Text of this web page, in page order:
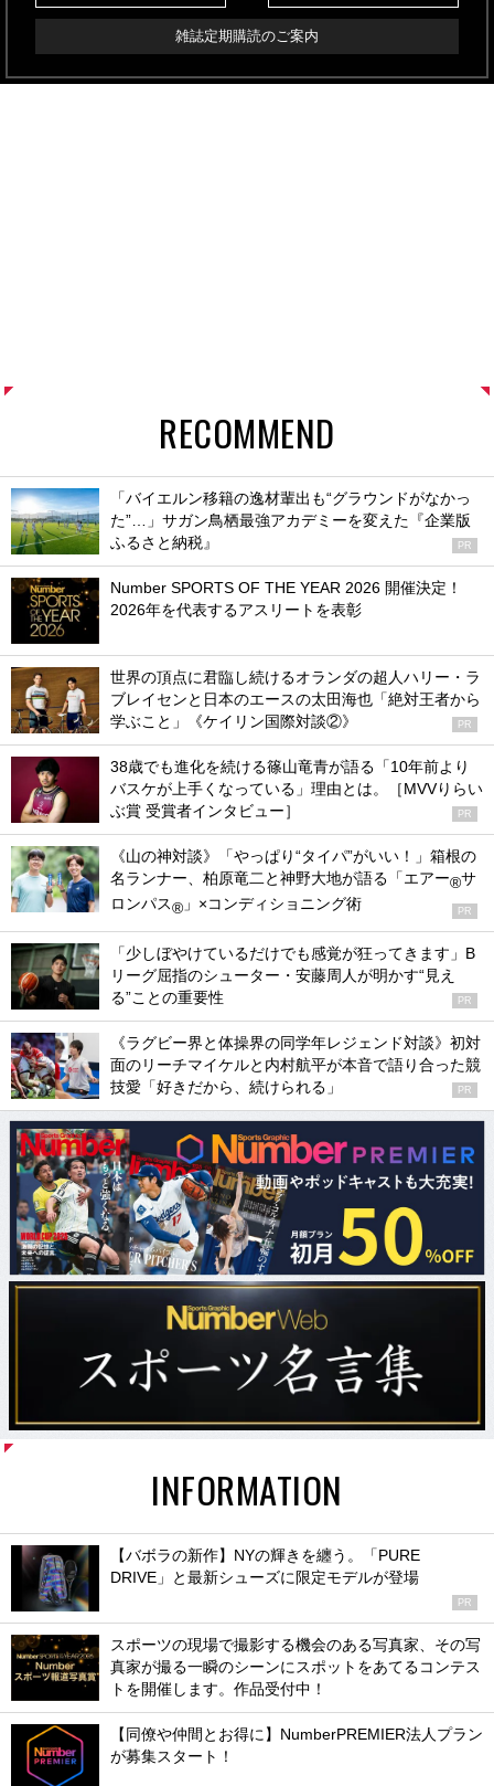
雑誌定期購読のご案内
RECOMMEND
「バイエルン移籍の逸材輩出も“グラウンドがなかっ
た”…」サガン鳥栖最強アカデミーを変えた『企業版
ふるさと納税』
PR
Number SPORTS OF THE YEAR 2026 開催決定！
2026年を代表するアスリートを表彰
世界の頂点に君臨し続けるオランダの超人ハリー・ラ
ブレイセンと日本のエースの太田海也「絶対王者から
学ぶこと」《ケイリン国際対談②》
PR
38歳でも進化を続ける篠山竜青が語る「10年前より
バスケが上手くなっている」理由とは。［MVVりらい
ぶ賞 受賞者インタビュー］
PR
《山の神対談》「やっぱり“タイパ”がいい！」箱根の
名ランナー、柏原竜二と神野大地が語る「エアー®サ
ロンパス® 」×コンディショニング術 PR
「少しぼやけているだけでも感覚が狂ってきます」B
リーグ屈指のシューター・安藤周人が明かす“見え
る”ことの重要性
PR
《ラグビー界と体操界の同学年レジェンド対談》初対
面のリーチマイケルと内村航平が本音で語り合った競
技愛「好きだから、続けられる」
PR
INFORMATION
【バボラの新作】NYの輝きを纏う。「PURE
DRIVE」と最新シューズに限定モデルが登場
PR
スポーツの現場で撮影する機会のある写真家、その写
真家が撮る一瞬のシーンにスポットをあてるコンテス
トを開催します。作品受付中！
【同僚や仲間とお得に】NumberPREMIER法人プラン
が募集スタート！